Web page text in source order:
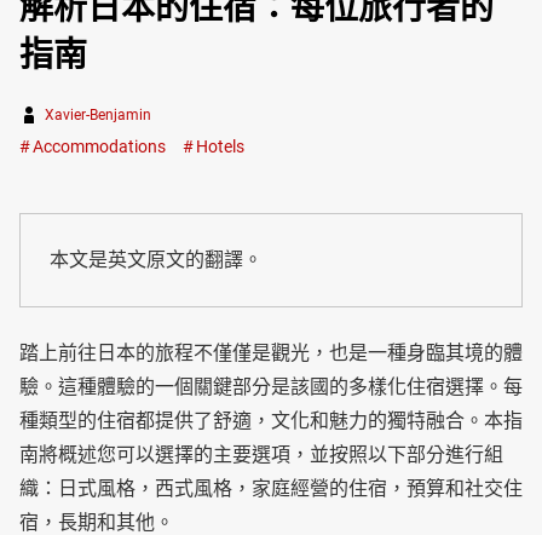
指南
Xavier-Benjamin
Accommodations Hotels
本文是英文原文的翻譯。
踏上前往日本的旅程不僅僅是觀光，也是一種身臨其境的體
驗。這種體驗的一個關鍵部分是該國的多樣化住宿選擇。每
種類型的住宿都提供了舒適，文化和魅力的獨特融合。本指
南將概述您可以選擇的主要選項，並按照以下部分進行組
織：日式風格，西式風格，家庭經營的住宿，預算和社交住
宿，長期和其他。